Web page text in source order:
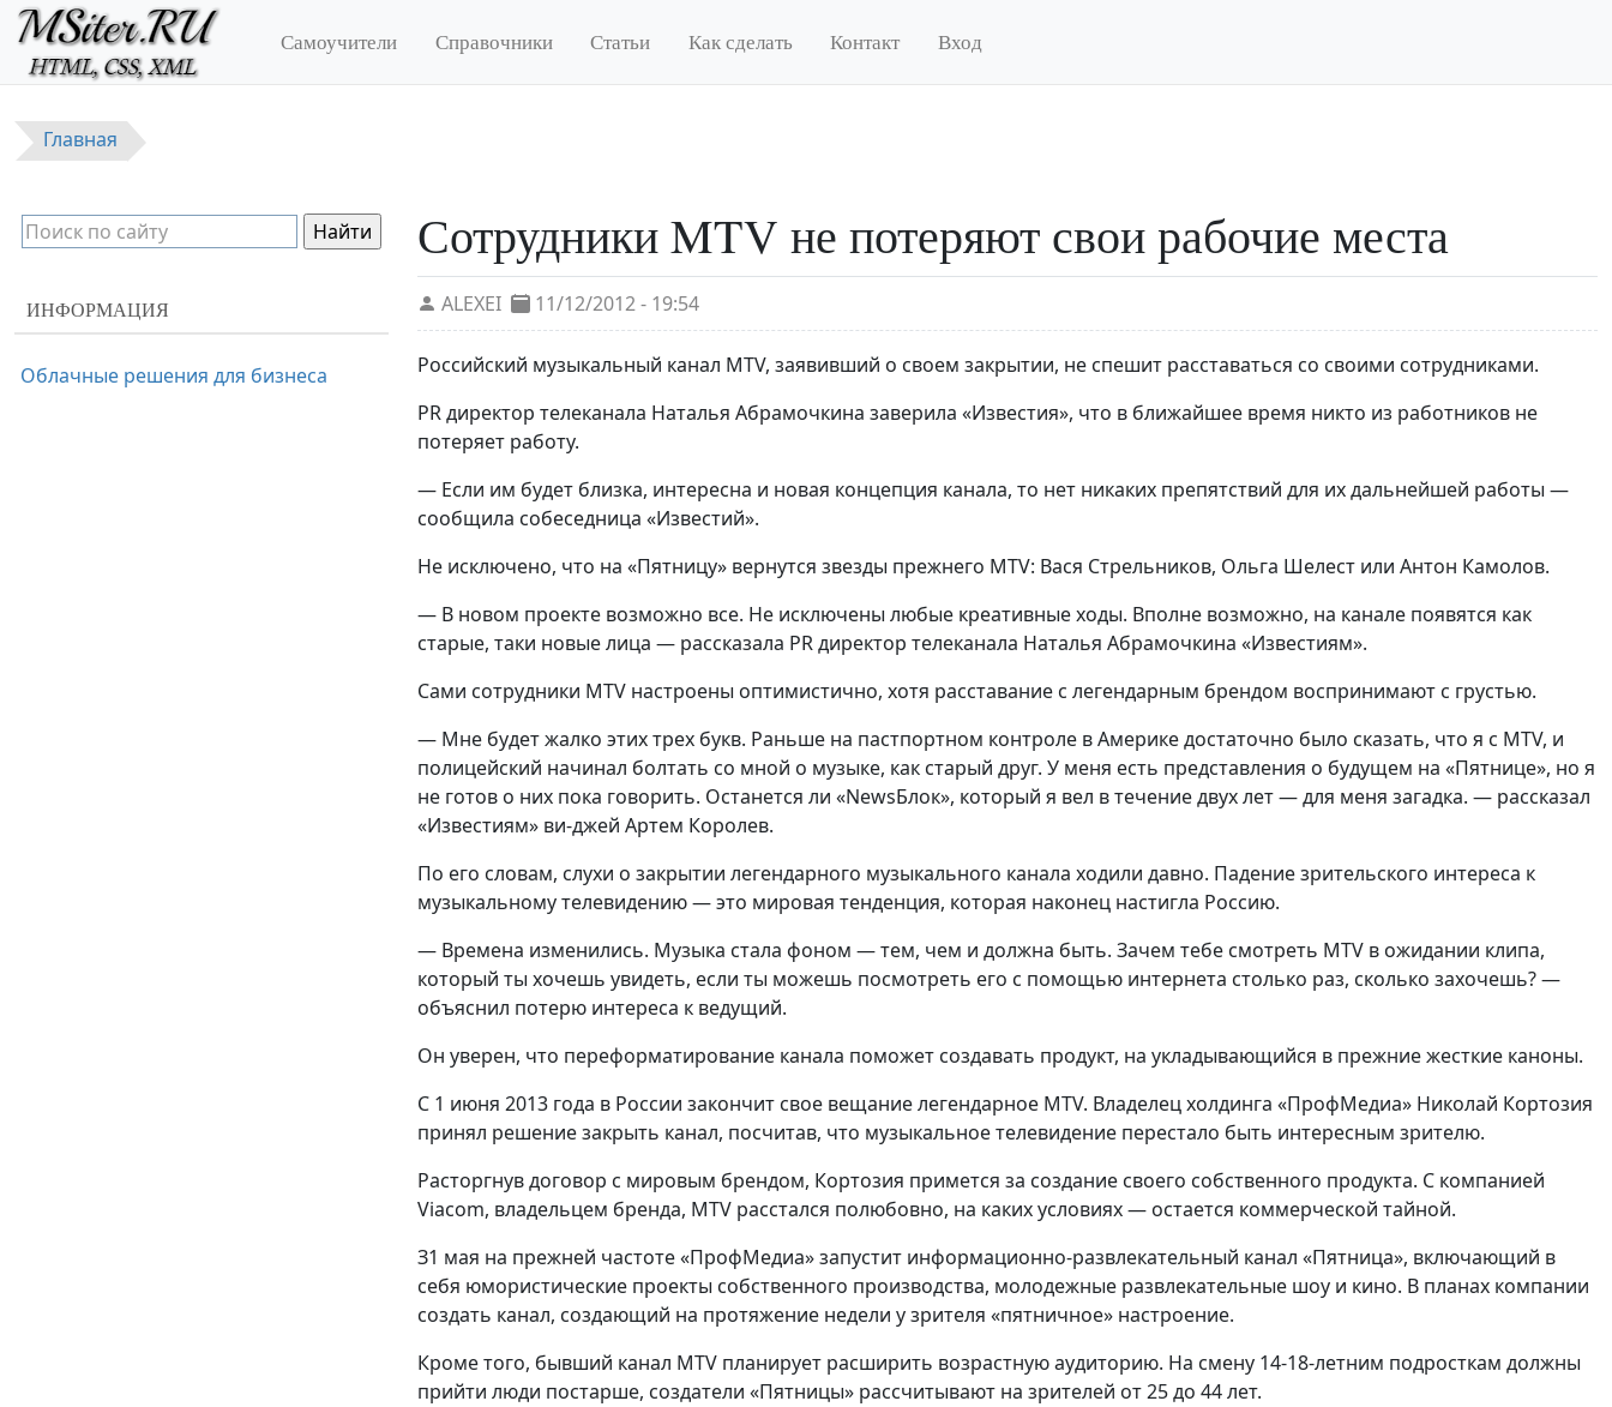
Перейти к основному содержанию
Самоучители Справочники Статьи Как сделать Контакт Вход
Главная
Сотрудники MTV не потеряют свои рабочие места
ALEXEI 11/12/2012 - 19:54
Российский музыкальный канал MTV, заявивший о своем закрытии, не спешит расставаться со своими сотрудниками.
PR директор телеканала Наталья Абрамочкина заверила «Известия», что в ближайшее время никто из работников не
потеряет работу.
— Если им будет близка, интересна и новая концепция канала, то нет никаких препятствий для их дальнейшей работы —
сообщила собеседница «Известий».
Не исключено, что на «Пятницу» вернутся звезды прежнего MTV: Вася Стрельников, Ольга Шелест или Антон Камолов.
— В новом проекте возможно все. Не исключены любые креативные ходы. Вполне возможно, на канале появятся как
старые, таки новые лица — рассказала PR директор телеканала Наталья Абрамочкина «Известиям».
Сами сотрудники MTV настроены оптимистично, хотя расставание с легендарным брендом воспринимают с грустью.
— Мне будет жалко этих трех букв. Раньше на пастпортном контроле в Америке достаточно было сказать, что я с MTV, и
полицейский начинал болтать со мной о музыке, как старый друг. У меня есть представления о будущем на «Пятнице», но я
не готов о них пока говорить. Останется ли «NewsБлок», который я вел в течение двух лет — для меня загадка. — рассказал
«Известиям» ви-джей Артем Королев.
По его словам, слухи о закрытии легендарного музыкального канала ходили давно. Падение зрительского интереса к
музыкальному телевидению — это мировая тенденция, которая наконец настигла Россию.
— Времена изменились. Музыка стала фоном — тем, чем и должна быть. Зачем тебе смотреть MTV в ожидании клипа,
который ты хочешь увидеть, если ты можешь посмотреть его с помощью интернета столько раз, сколько захочешь? —
объяснил потерю интереса к ведущий.
Он уверен, что переформатирование канала поможет создавать продукт, на укладывающийся в прежние жесткие каноны.
С 1 июня 2013 года в России закончит свое вещание легендарное MTV. Владелец холдинга «ПрофМедиа» Николай Кортозия
принял решение закрыть канал, посчитав, что музыкальное телевидение перестало быть интересным зрителю.
Расторгнув договор с мировым брендом, Кортозия примется за создание своего собственного продукта. С компанией
Viacom, владельцем бренда, MTV расстался полюбовно, на каких условиях — остается коммерческой тайной.
З1 мая на прежней частоте «ПрофМедиа» запустит информационно-развлекательный канал «Пятница», включающий в
себя юмористические проекты собственного производства, молодежные развлекательные шоу и кино. В планах компании
создать канал, создающий на протяжение недели у зрителя «пятничное» настроение.
Кроме того, бывший канал MTV планирует расширить возрастную аудиторию. На смену 14-18-летним подросткам должны
прийти люди постарше, создатели «Пятницы» рассчитывают на зрителей от 25 до 44 лет.
ИНФОРМАЦИЯ
Облачные решения для бизнеса